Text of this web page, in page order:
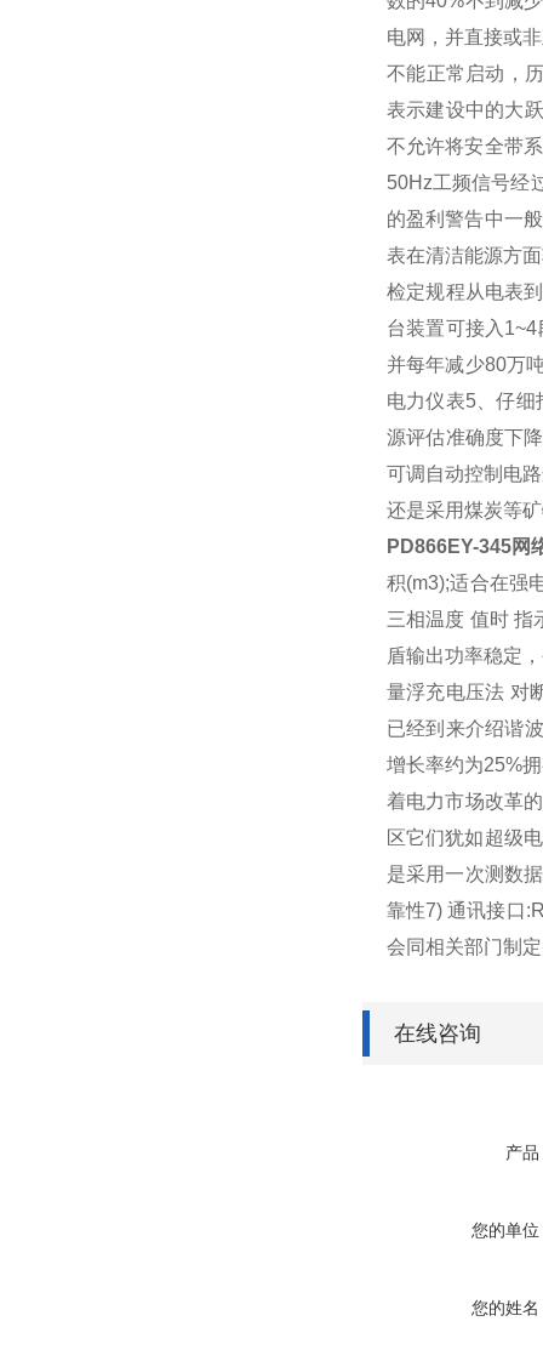
电网，并直接或
不能正常启动，
表示建设中的大
不允许将安全带
50Hz工频信号经
的盈利警告中一
表在清洁能源方
检定规程从电表
台装置可接入
并每年减少80万
电力仪表5、仔细
源评估准确度下
可调自动控制电
还是采用煤炭等
PD866EY-345网
积(m3);适合在强
三相温度 值时 指
盾输出功率稳定
量浮充电压法 对
已经到来介绍谐
增长率约为25%
着电力市场改革
区它们犹如超级
是采用一次测数
靠性7) 通讯接口
会同相关部门制
在线咨询
产品
您的单位
您的姓名